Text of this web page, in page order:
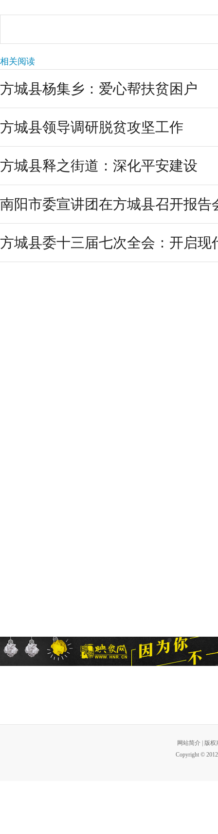
相关阅读
方城县杨集乡：爱心帮扶贫困户
方城县领导调研脱贫攻坚工作
方城县释之街道：深化平安建设
南阳市委宣讲团在方城县召开报告
方城县委十三届七次全会：开启现
网站简介
版权
Copyright ©